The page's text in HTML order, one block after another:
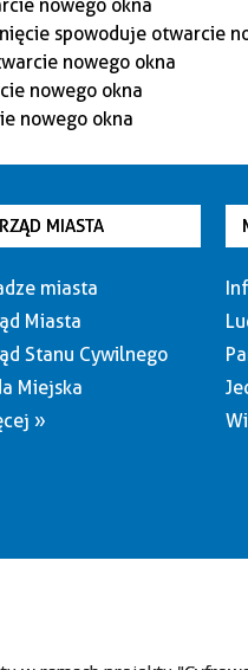
MIASTA
miasta
Miasta
Stanu Cywilnego
Miejska
»